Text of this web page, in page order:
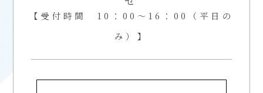
【受付時間 10：00～16：00（平日の
み）】